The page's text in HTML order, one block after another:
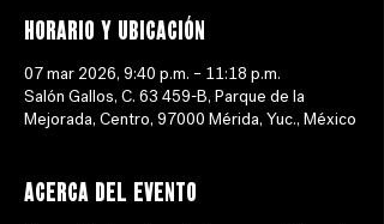
Horario y ubicación
07 mar 2026, 9:40 p.m. – 11:18 p.m.
Salón Gallos, C. 63 459-B, Parque de la
Mejorada, Centro, 97000 Mérida, Yuc., México
Acerca del evento